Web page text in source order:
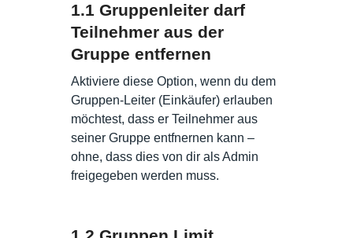
1.1 Gruppenleiter darf
Teilnehmer aus der
Gruppe entfernen
Aktiviere diese Option, wenn du dem
Gruppen-Leiter (Einkäufer) erlauben
möchtest, dass er Teilnehmer aus
seiner Gruppe entfnernen kann –
ohne, dass dies von dir als Admin
freigegeben werden muss.